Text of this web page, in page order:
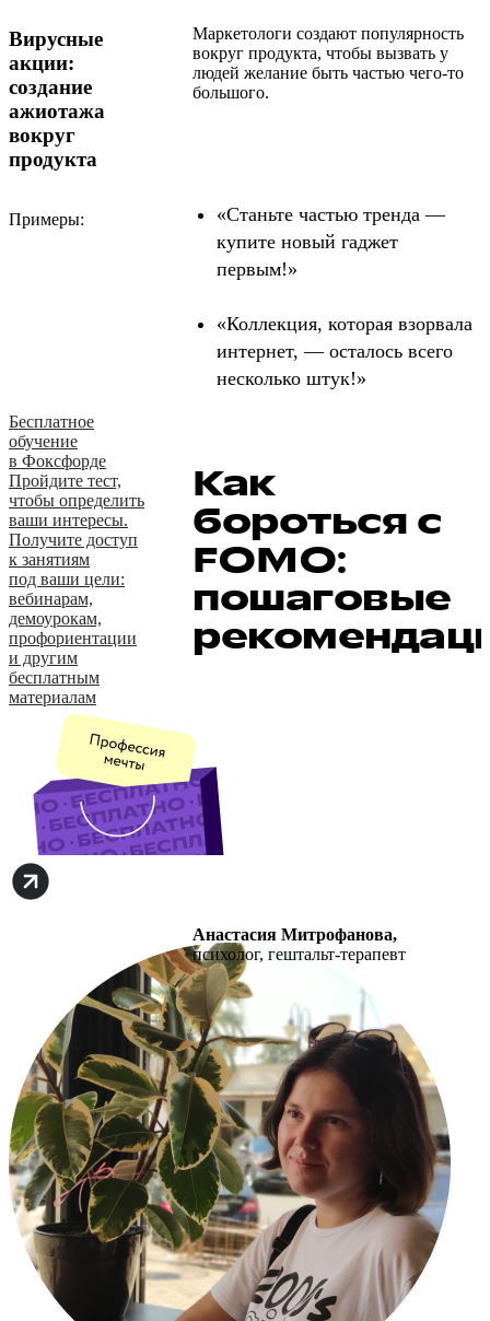
Вирусные
акции:
создание
ажиотажа
вокруг
продукта
Маркетологи создают популярность
вокруг продукта, чтобы вызвать у
людей желание быть частью чего-то
большого.
Примеры:
«Станьте частью тренда —
купите новый гаджет
первым!»
«Коллекция, которая взорвала
интернет, — осталось всего
несколько штук!»
Бесплатное
обучение
в Фоксфорде
Пройдите тест,
чтобы определить
ваши интересы.
Получите доступ
к занятиям
под ваши цели:
вебинарам,
демоурокам,
профориентации
и другим
бесплатным
материалам
Как
бороться с
FOMO:
пошаговые
Анастасия Митрофанова,
психолог, гештальт-терапевт